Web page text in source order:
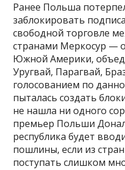
Ранее Польша
заблокировать
свободной торговле
странами Меркосур —
Южной Америки,
Уругвай, Парагвай,
голосованием по
пыталась создать
не нашла ни одного
премьер Польши
республика будет
пошлины, если из
поступать слишком